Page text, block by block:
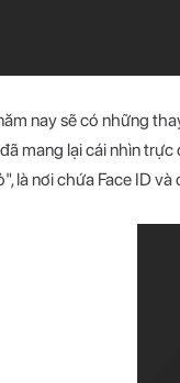
nay sẽ có những
mang lại cái nhìn trực
là nơi chứa Face ID và